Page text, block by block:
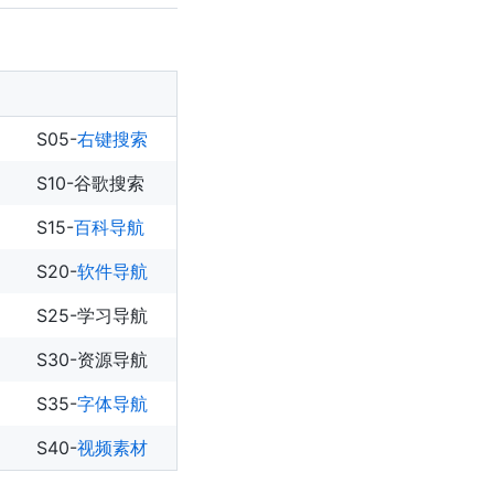
S05-右键搜索
S10-谷歌搜索
S15-百科导航
S20-软件导航
S25-学习导航
S30-资源导航
S35-字体导航
S40-视频素材